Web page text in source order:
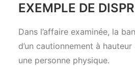
EXEMPLE DE
Dans l’affaire examinée, la
d’un cautionnement à
une personne physique.